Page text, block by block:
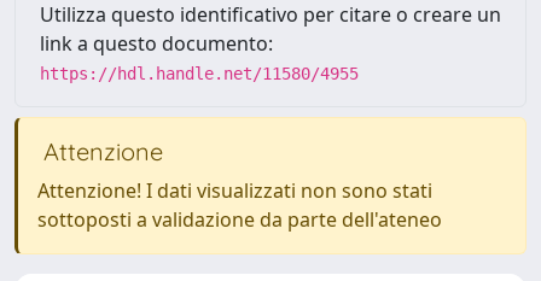
Utilizza questo identificativo per citare o creare un
link a questo documento:
https://hdl.handle.net/11580/4955
Attenzione
Attenzione! I dati visualizzati non sono stati
sottoposti a validazione da parte dell'ateneo